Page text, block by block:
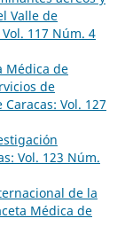
Valle de
117 Núm. 4
Médica de
de
Vol. 127
Vol. 123 Núm.
de la
Médica de